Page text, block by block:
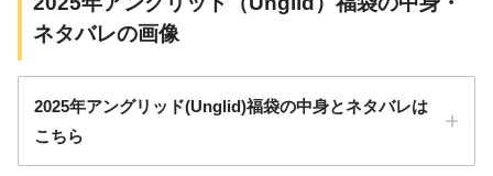
ネタバレの画像
2025年アングリッド(Unglid)福袋の中身とネタバレは
こちら